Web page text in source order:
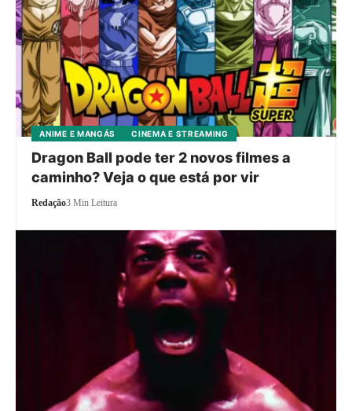
ANIME E MANGÁS CINEMA E STREAMING
Dragon Ball pode ter 2 novos filmes a
caminho? Veja o que está por vir
Redação3 Min Leitura